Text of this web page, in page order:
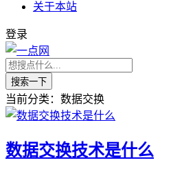
关于本站
登录
搜索一下
当前分类：数据交换
数据交换技术是什么